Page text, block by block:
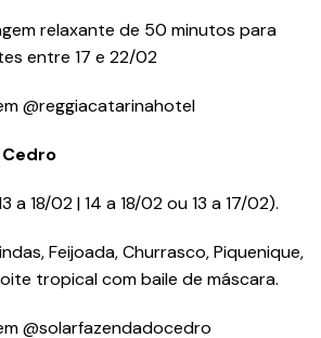
relaxante de 50 minutos para
entre 17 e 22/02
@reggiacatarinahotel
Cedro
a 18/02 | 14 a 18/02 ou 13 a 17/02).
Feijoada, Churrasco, Piquenique,
tropical com baile de máscara.
@solarfazendadocedro